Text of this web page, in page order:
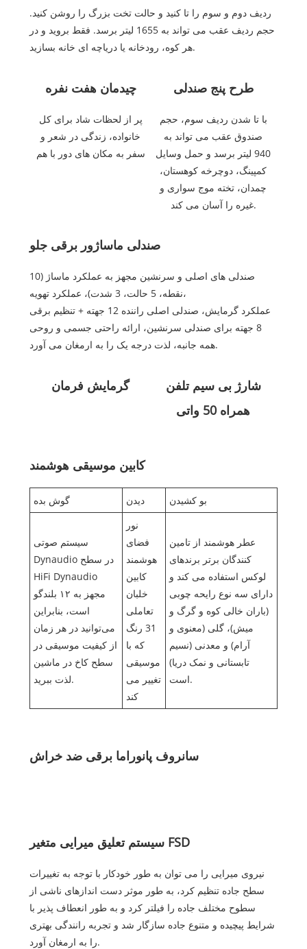
ردیف دوم و سوم را تا کنید و حالت تخت بزرگ را روشن کنید.
حجم ردیف عقب می تواند به 1655 لیتر برسد. فقط بروید و در
هر کوه، رودخانه یا دریاچه ای خانه بسازید.
چیدمان هفت نفره
پر از لحظات شاد برای کل
خانواده، زندگی در شعر و
سفر به مکان های دور با هم
طرح پنج صندلی
با تا شدن ردیف سوم، حجم
صندوق عقب می تواند به
940 لیتر برسد و حمل وسایل
کمپینگ، دوچرخه کوهستان،
چمدان، تخته موج سواری و
غیره را آسان می کند.
صندلی ماساژور برقی جلو
صندلی های اصلی و سرنشین مجهز به عملکرد ماساژ (10
نقطه، 5 حالت، 3 شدت)، عملکرد تهویه،
عملکرد گرمایش، صندلی اصلی راننده 12 جهته + تنظیم برقی
8 جهته برای صندلی سرنشین، ارائه راحتی جسمی و روحی
همه جانبه، لذت درجه یک را به ارمغان می آورد.
گرمایش فرمان
شارژ بی سیم تلفن
همراه 50 واتی
کابین موسیقی هوشمند
گوش بده دیدن بو کشیدن
سیستم صوتی
Dynaudio در سطح
HiFi Dynaudio
مجهز به ۱۲ بلندگو
است، بنابراین
می‌توانید در هر زمان
از کیفیت موسیقی در
سطح کاخ در ماشین
لذت ببرید.
نور
فضای
هوشمند
کابین
خلبان
تعاملی
31 رنگ
که با
موسیقی
تغییر می
کند
عطر هوشمند از تامین
کنندگان برتر برندهای
لوکس استفاده می کند و
دارای سه نوع رایحه چوبی
(باران خالی کوه و گرگ و
میش)، گلی (معنوی و
آرام) و معدنی (نسیم
تابستانی و نمک دریا)
است.
سانروف پانوراما برقی ضد خراش
سیستم تعلیق میرایی متغیر FSD
نیروی میرایی را می توان به طور خودکار با توجه به تغییرات
سطح جاده تنظیم کرد، به طور موثر دست اندازهای ناشی از
سطوح مختلف جاده را فیلتر کرد و به طور انعطاف پذیر با
شرایط پیچیده و متنوع جاده سازگار شد و تجربه رانندگی بهتری
را به ارمغان آورد.